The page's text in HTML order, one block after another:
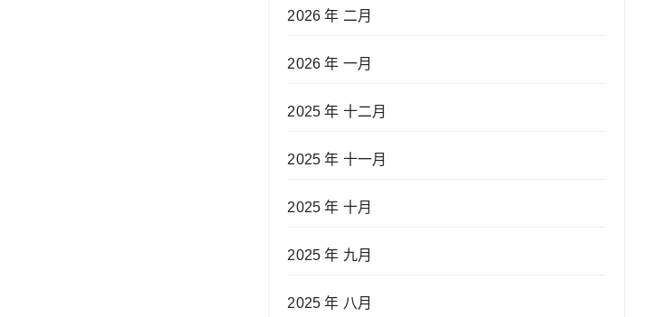
2026 年 二月
2026 年 一月
2025 年 十二月
2025 年 十一月
2025 年 十月
2025 年 九月
2025 年 八月